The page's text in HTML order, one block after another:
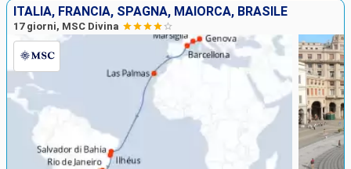
ITALIA, FRANCIA, SPAGNA, MAIORCA, BRASILE
17 giorni, MSC Divina